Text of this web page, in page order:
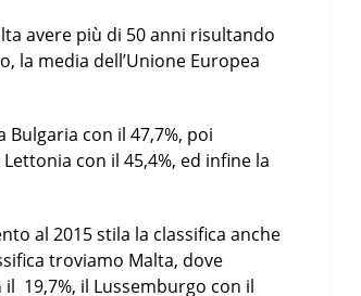
avere più di 50 anni risultando
la media dell’Unione Europea
con il 47,7%, poi
con il 45,4%, ed infine la
al 2015 stila la classifica anche
troviamo Malta, dove
19,7%, il Lussemburgo con il